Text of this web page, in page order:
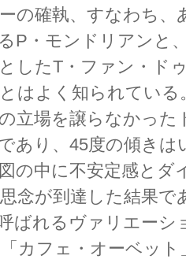
の確執、すなわち、
P・モンドリアンと
したT・ファン・ド
はよく知られてい
立場を譲らなかった
あり、45度の傾きは
の中に不安定感とダ
念が到達した結果で
ばれるヴァリエーシ
カフェ・オーベット